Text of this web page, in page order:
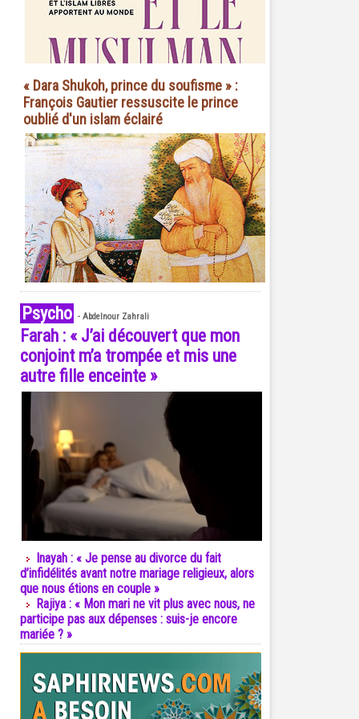
« Dara Shukoh, prince du soufisme » :
François Gautier ressuscite le prince
oublié d'un islam éclairé
Psycho - Abdelnour Zahrali
Farah : « J’ai découvert que mon
conjoint m’a trompée et mis une
autre fille enceinte »
Inayah : « Je pense au divorce du fait
d’infidélités avant notre mariage religieux, alors
que nous étions en couple »
Rajiya : « Mon mari ne vit plus avec nous, ne
participe pas aux dépenses : suis-je encore
mariée ? »